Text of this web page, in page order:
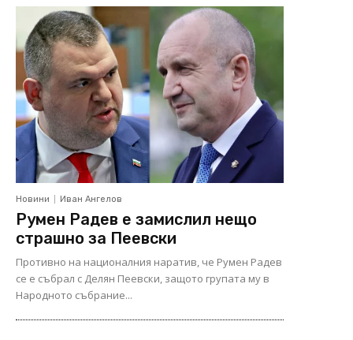
Новини Иван Ангелов
Румен Радев е замислил нещо
страшно за Пеевски
Противно на националния наратив, че Румен Радев
се е събрал с Делян Пеевски, защото групата му в
Народното събрание...